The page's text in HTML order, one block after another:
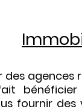
agences
fournir des